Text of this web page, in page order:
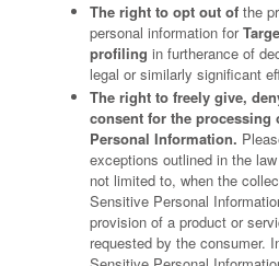
The right to opt out of the
personal information for
profiling in furtherance of
legal or similarly significant
The right to freely give,
consent for the processing
Personal Information.
exceptions outlined in the
not limited to, when the
Sensitive Personal
provision of a product or
requested by the consumer.